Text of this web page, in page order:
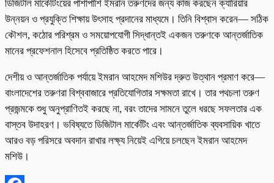
ডিজিটাল মার্কেটিংয়ের পাশাপাশি ইমরান তরুণদের জন্য কাজ করছেন ক্যারিয়ার
উন্নয়ন ও প্রযুক্তি শিক্ষায় উৎসাহ প্রদানের মাধ্যমে। তিনি বিশ্বাস করেন— সঠিক
কৌশল, কঠোর পরিশ্রম ও সময়োপযোগী সিদ্ধান্তই একজন তরুণকে আন্তর্জাতিক
মানের প্রফেশনাল হিসেবে প্রতিষ্ঠিত করতে পারে।
দেশীয় ও আন্তর্জাতিক পর্যায়ে ইমরান আহমেদ মশিউর দ্রুত উত্থান প্রমাণ করে—
বাংলাদেশের তরুণরা বিশ্ববাজারে প্রতিযোগিতার সক্ষমতা রাখে। তার পথচলা তরুণ
প্রজন্মকে শুধু অনুপ্রাণিতই করছে না, বরং তাদের সামনে তুলে ধরছে সফলতার এক
বাস্তব উদাহরণ। ভবিষ্যতে ডিজিটাল মার্কেটিং এবং আন্তর্জাতিক ব্যবসায়িক খাতে
আরও বড় পরিসরে অবদান রাখার লক্ষ্য নিয়েই এগিয়ে চলছেন ইমরান আহমেদ
মশিউ।